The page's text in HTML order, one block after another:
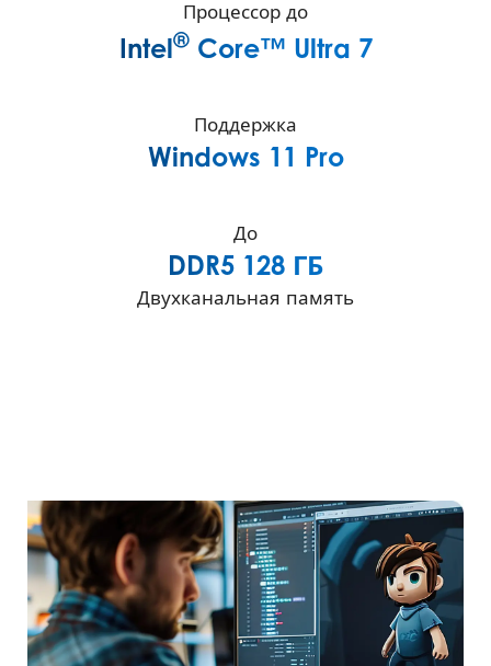
Процессор до
Intel®Core™ Ultra 7
Поддержка
Windows 11 Pro
До
DDR5 128 ГБ
Двухканальная память